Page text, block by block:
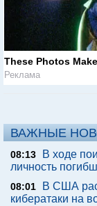
These Photos
Реклама
ВАЖНЫЕ
08:13
В ходе
личность
08:01
В США
кибератаки на